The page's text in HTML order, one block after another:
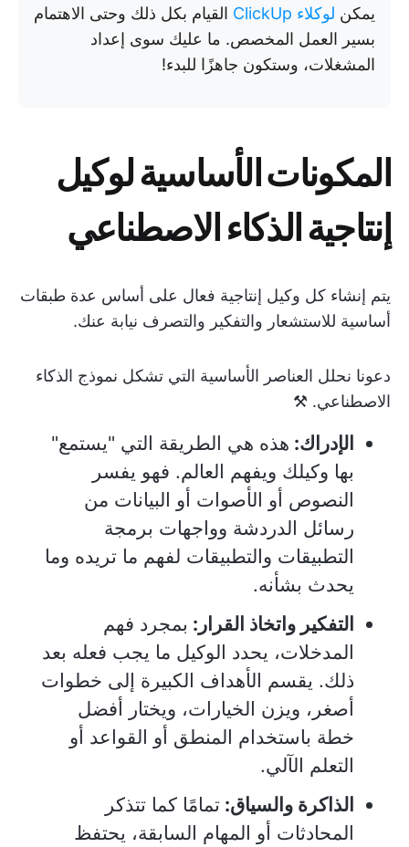
يمكن لوكلاء ClickUp
القيام بكل ذلك وحتى الاهتمام
بسير العمل المخصص. ما عليك سوى إعداد
المشغلات، وستكون جاهزًا للبدء!
المكونات الأساسية لوكيل
إنتاجية الذكاء الاصطناعي
يتم إنشاء كل وكيل إنتاجية فعال على أساس عدة طبقات
أساسية للاستشعار والتفكير والتصرف نيابة عنك.
دعونا نحلل العناصر الأساسية التي تشكل نموذج الذكاء
الاصطناعي. ⚒️
الإدراك: هذه هي الطريقة التي "يستمع"
بها وكيلك ويفهم العالم. فهو يفسر
النصوص أو الأصوات أو البيانات من
رسائل الدردشة وواجهات برمجة
التطبيقات والتطبيقات لفهم ما تريده وما
يحدث بشأنه.
التفكير واتخاذ القرار: بمجرد فهم
المدخلات، يحدد الوكيل ما يجب فعله بعد
ذلك. يقسم الأهداف الكبيرة إلى خطوات
أصغر، ويزن الخيارات، ويختار أفضل
خطة باستخدام المنطق أو القواعد أو
التعلم الآلي.
الذاكرة والسياق: تمامًا كما تتذكر
المحادثات أو المهام السابقة، يحتفظ